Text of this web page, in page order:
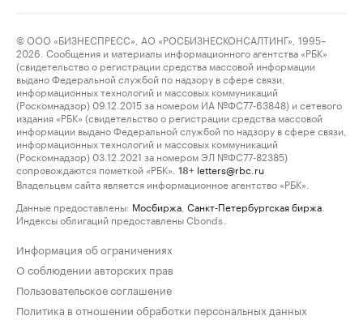
© ООО «БИЗНЕСПРЕСС», АО «РОСБИЗНЕСКОНСАЛТИНГ», 1995–
2026. Сообщения и материалы информационного агентства «РБК»
(свидетельство о регистрации средства массовой информации
выдано Федеральной службой по надзору в сфере связи,
информационных технологий и массовых коммуникаций
(Роскомнадзор) 09.12.2015 за номером ИА №ФС77-63848) и сетевого
издания «РБК» (свидетельство о регистрации средства массовой
информации выдано Федеральной службой по надзору в сфере связи,
информационных технологий и массовых коммуникаций
(Роскомнадзор) 03.12.2021 за номером ЭЛ №ФС77-82385)
сопровождаются пометкой «РБК».
18+ letters@rbc.ru
Владельцем сайта является информационное агентство «РБК».
Данные предоставлены: Мосбиржа Санкт-Петербургская биржа
Индексы облигаций предоставлены Cbonds.
Информация об ограничениях
О соблюдении авторских прав
Пользовательское соглашение
Политика в отношении обработки персональных данных